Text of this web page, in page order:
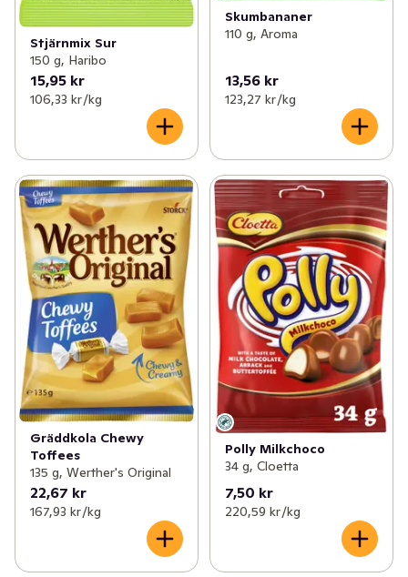
Stjärnmix Sur
150 g, Haribo
15,95 kr
106,33 kr /kg
Skumbananer
110 g, Aroma
13,56 kr
123,27 kr /kg
Gräddkola Chewy
Toffees
135 g, Werther's Original
22,67 kr
167,93 kr /kg
Polly Milkchoco
34 g, Cloetta
7,50 kr
220,59 kr /kg